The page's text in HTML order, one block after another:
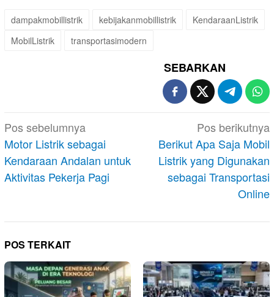
dampakmobillistrik kebijakanmobillistrik
KendaraanListrik
MobilListrik
transportasimodern
SEBARKAN
Navigasi
pos
Pos sebelumnya
Motor Listrik sebagai
Kendaraan Andalan untuk
Aktivitas Pekerja Pagi
Pos berikutnya
Berikut Apa Saja Mobil
Listrik yang Digunakan
sebagai Transportasi
Online
POS TERKAIT